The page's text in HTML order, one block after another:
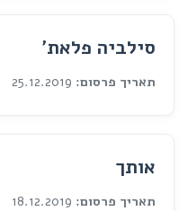
סילביה פלאת'
תאריך פרסום:
אותך
תאריך פרסום: